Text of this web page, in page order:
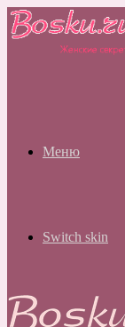
Меню
Switch skin